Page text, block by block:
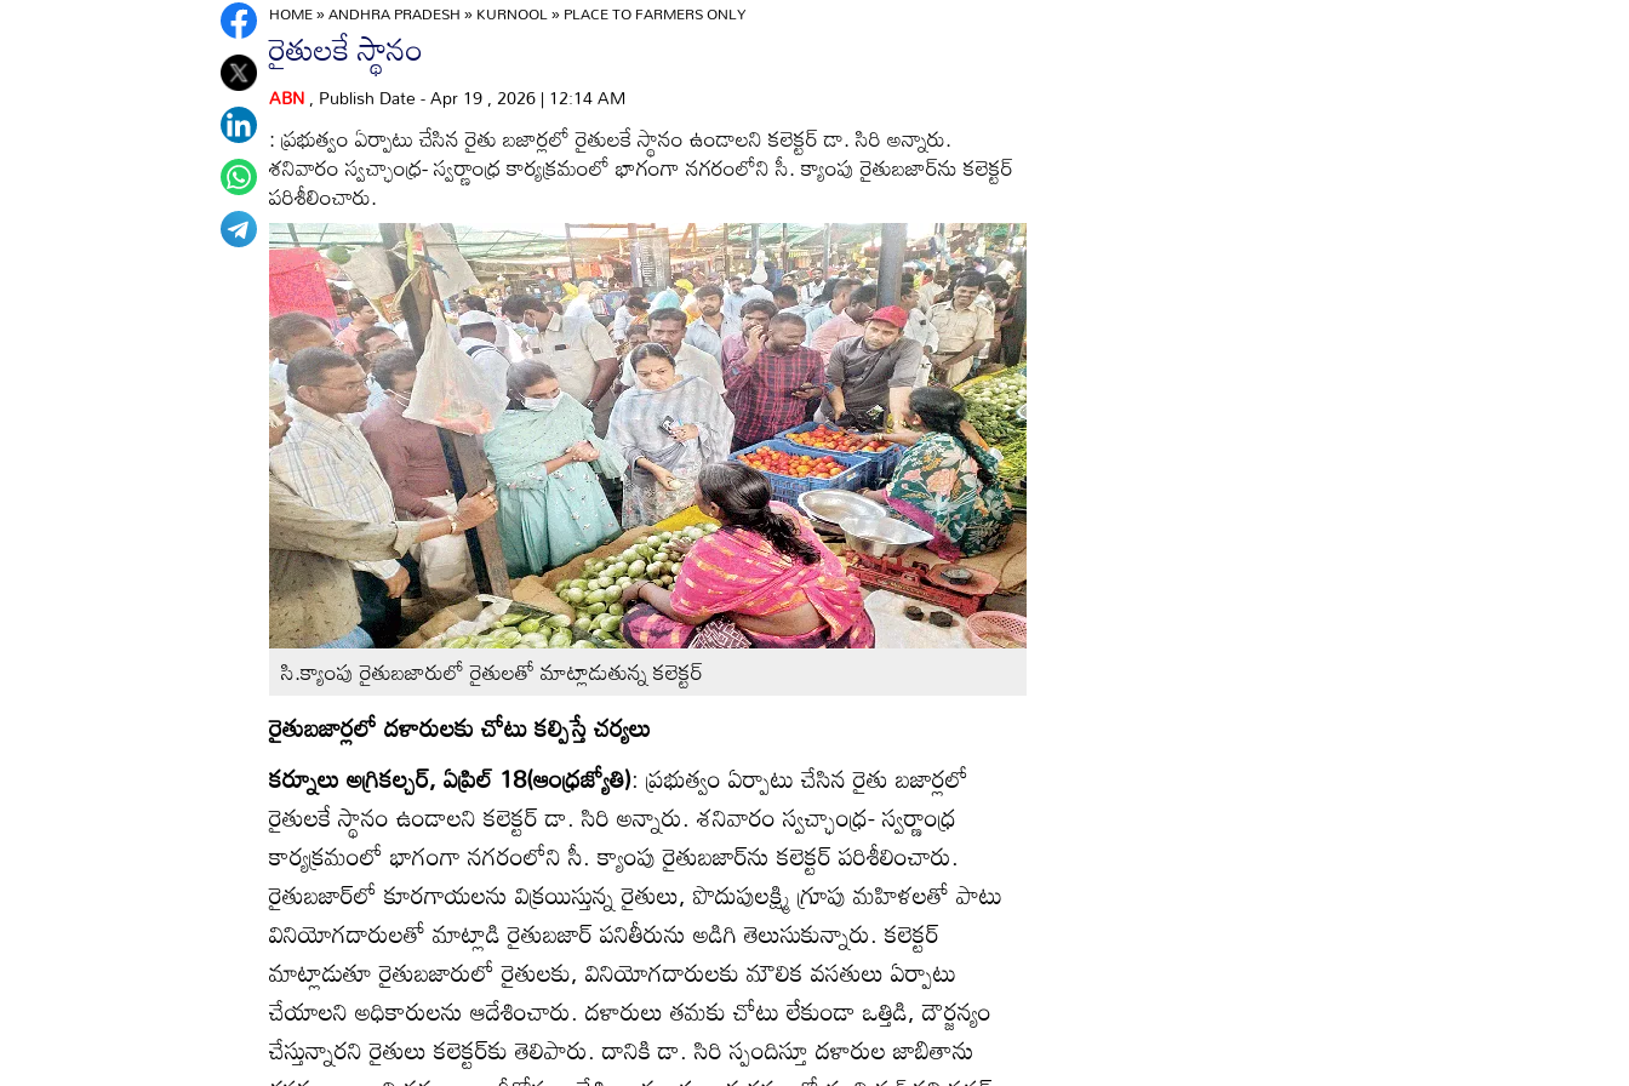
HOME»ANDHRA PRADESH»KURNOOL»PLACE TO FARMERS ONLY
రైతులకే స్థానం
ABN, Publish Date - Apr 19 , 2026 | 12:14 AM
: ప్రభుత్వం ఏర్పాటు చేసిన రైతు బజార్లలో రైతులకే స్థానం ఉండాలని కలెక్టర్‌ డా. సిరి అన్నారు.
శనివారం స్వచ్ఛాంధ్ర- స్వర్ణాంధ్ర కార్యక్రమంలో భాగంగా నగరంలోని సీ. క్యాంపు రైతుబజార్‌ను కలెక్టర్‌
పరిశీలించారు.
సి.క్యాంపు రైతుబజారులో రైతులతో మాట్లాడుతున్న కలెక్టర్‌
రైతుబజార్లలో దళారులకు చోటు కల్పిస్తే చర్యలు
కర్నూలు అగ్రికల్చర్‌, ఏప్రిల్‌ 18(ఆంధ్రజ్యోతి): ప్రభుత్వం ఏర్పాటు చేసిన రైతు బజార్లలో
రైతులకే స్థానం ఉండాలని కలెక్టర్‌ డా. సిరి అన్నారు. శనివారం స్వచ్ఛాంధ్ర- స్వర్ణాంధ్ర
కార్యక్రమంలో భాగంగా నగరంలోని సీ. క్యాంపు రైతుబజార్‌ను కలెక్టర్‌ పరిశీలించారు.
రైతుబజార్‌లో కూరగాయలను విక్రయిస్తున్న రైతులు, పొదుపులక్ష్మి గ్రూపు మహిళలతో పాటు
వినియోగదారులతో మాట్లాడి రైతుబజార్‌ పనితీరును అడిగి తెలుసుకున్నారు. కలెక్టర్‌
మాట్లాడుతూ రైతుబజారులో రైతులకు, వినియోగదారులకు మౌలిక వసతులు ఏర్పాటు
చేయాలని అధికారులను ఆదేశించారు. దళారులు తమకు చోటు లేకుండా ఒత్తిడి, దౌర్జన్యం
చేస్తున్నారని రైతులు కలెక్టర్‌కు తెలిపారు. దానికి డా. సిరి స్పందిస్తూ దళారుల జాబితాను